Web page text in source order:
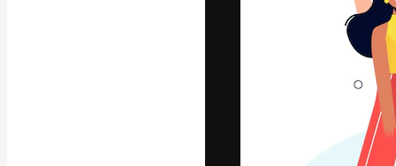
La plataforma
trabajo. Más
entre
Español